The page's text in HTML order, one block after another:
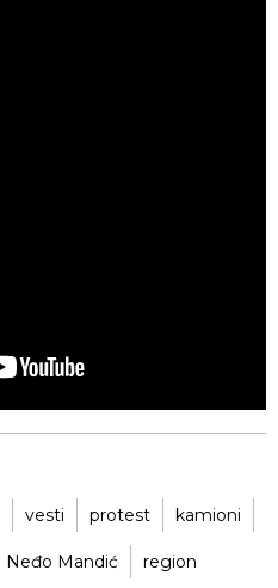
vesti protest kamioni
Neđo Mandić region